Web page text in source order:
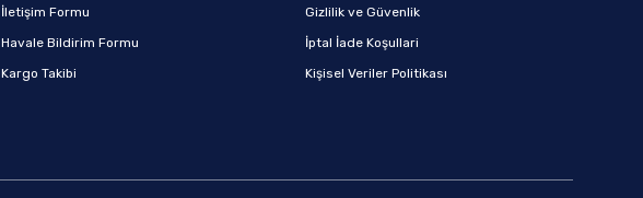
İletişim Formu
Havale Bildirim Formu
Kargo Takibi
Gizlilik ve Güvenlik
İptal İade Koşullari
Kişisel Veriler Politikası